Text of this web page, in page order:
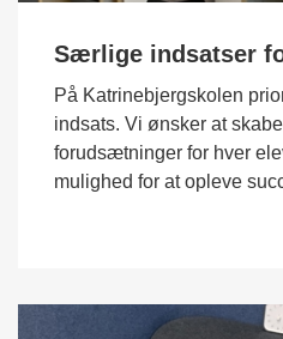
Særlige indsatser
På Katrinebjergskolen
indsats. Vi ønsker at
forudsætninger for hver
mulighed for at opleve